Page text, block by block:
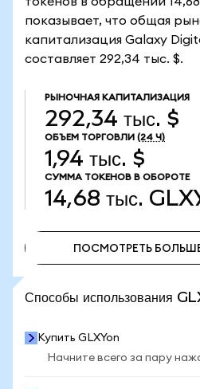
показывает, что общая
капитализация Galaxy
составляет 292,34 тыс. $.
РЫНОЧНАЯ КАПИТАЛИЗАЦИЯ
292,34 тыс. $
ОБЪЕМ ТОРГОВЛИ (24 Ч)
1,94 тыс. $
СУММА ТОКЕНОВ В ОБОРОТЕ
14,68 тыс.
ПОСМОТРЕТЬ
Способы использования
Купить GLXYon
Начните всего за пару